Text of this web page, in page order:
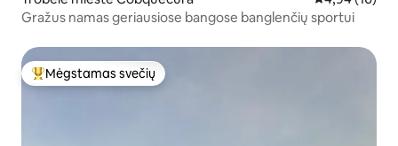
Gražus namas geriausiose bangose banglenčių sportui
Svečių mėgstamiausias
Mėgstamas svečių